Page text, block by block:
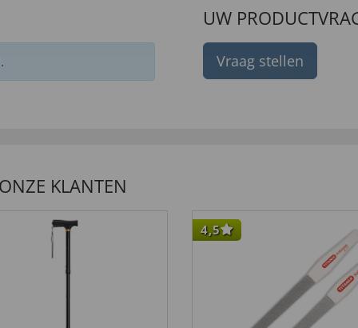
UW
Vraag stellen
KLANTEN
4,5